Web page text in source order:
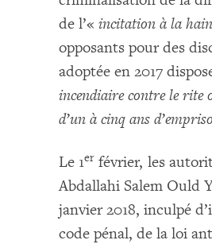
de l’«incitation à la
opposants pour des
adoptée en 2017
incendiaire contre le rite
d’un à cinq ans
Le 1er février, les
Abdallahi Salem Ould
janvier 2018, inculpé
code pénal, de la loi